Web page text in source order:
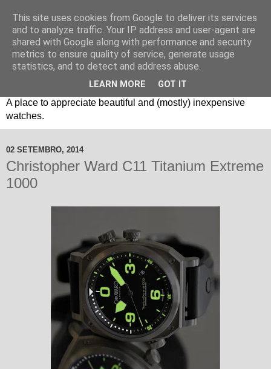
Um espaço sobre relógios "B3": Bons, Bonitos e Baratos. //
A place to appreciate beautiful and (mostly) inexpensive
watches.
02 SETEMBRO, 2014
Christopher Ward C11 Titanium Extreme
1000
This site uses cookies from Google to deliver its services
and to analyze traffic. Your IP address and user-agent are
shared with Google along with performance and security
metrics to ensure quality of service, generate usage
statistics, and to detect and address abuse.
LEARN MORE GOT IT